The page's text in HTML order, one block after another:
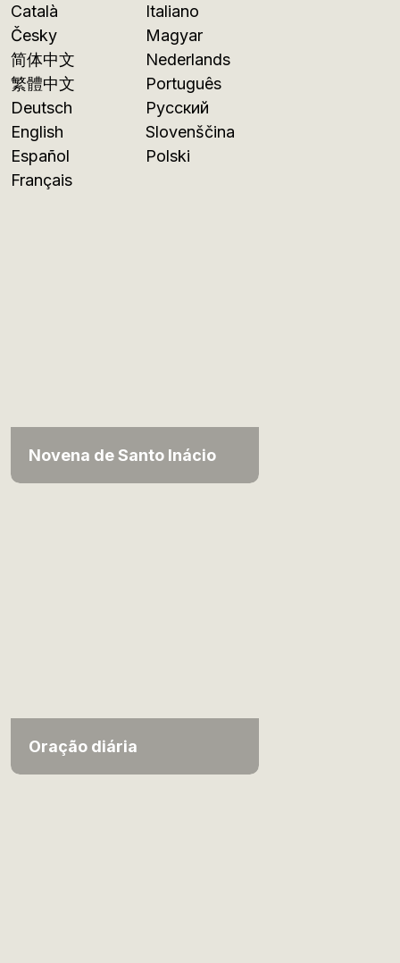
Català
Česky
简体中文
繁體中文
Deutsch
English
Español
Français
Italiano
Magyar
Nederlands
Português
Русский
Slovenščina
Polski
Novena de Santo Inácio
Oração diária